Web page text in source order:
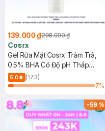
139.000 ₫298.000 ₫
Cosrx
Gel Rửa Mặt Cosrx Tràm Trà,
0.5% BHA Có Độ pH Thấp
150ml
5.0
(173)
7%
-59%